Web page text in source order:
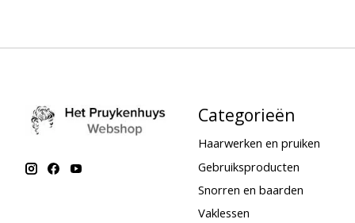
Categorieën
Haarwerken en pruiken
Gebruiksproducten
Snorren en baarden
Vaklessen